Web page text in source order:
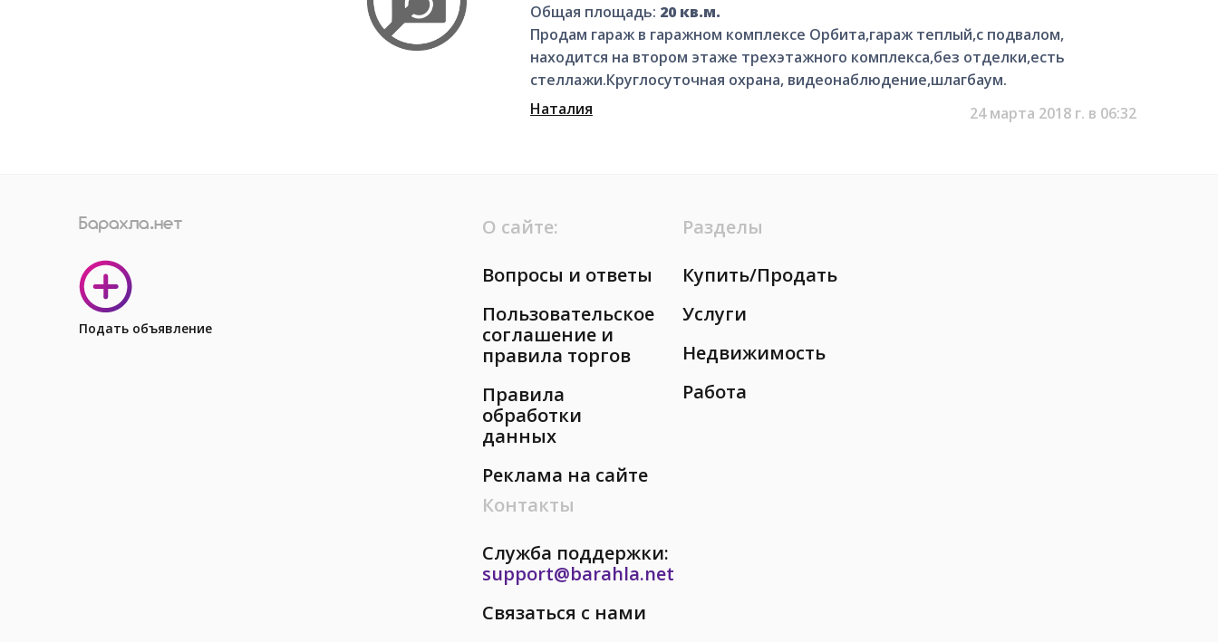
Общая площадь: 20 кв.м.
Продам гараж в гаражном комплексе Орбита,гараж теплый,с подвалом,
находится на втором этаже трехэтажного комплекса,без отделки,есть
стеллажи.Круглосуточная охрана, видеонаблюдение,шлагбаум.
Наталия
24 марта 2018 г. в 06:32
Подать объявление
О сайте:
Вопросы и ответы
Пользовательское
соглашение и
правила торгов
Правила
обработки
данных
Реклама на сайте
Разделы
Купить/Продать
Услуги
Недвижимость
Работа
Контакты
Служба поддержки:
support@barahla.net
Связаться с нами